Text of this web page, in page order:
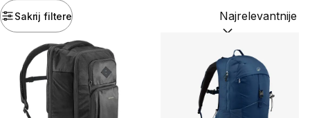
Sakrij filtere Sortiraj po: